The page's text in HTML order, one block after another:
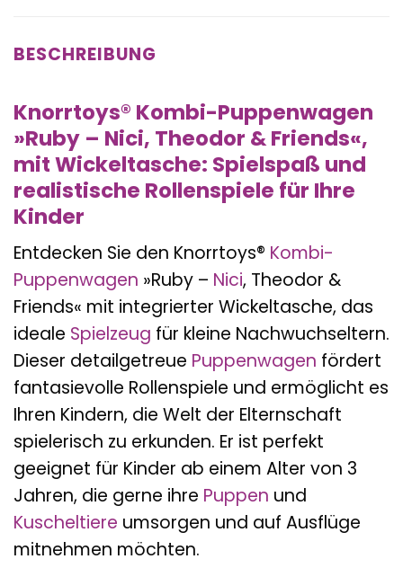
BESCHREIBUNG
Knorrtoys® Kombi-Puppenwagen
»Ruby – Nici, Theodor & Friends«,
mit Wickeltasche: Spielspaß und
realistische Rollenspiele für Ihre
Kinder
Entdecken Sie den Knorrtoys® Kombi-
Puppenwagen »Ruby – Nici, Theodor &
Friends« mit integrierter Wickeltasche, das
ideale Spielzeug für kleine Nachwuchseltern.
Dieser detailgetreue Puppenwagen fördert
fantasievolle Rollenspiele und ermöglicht es
Ihren Kindern, die Welt der Elternschaft
spielerisch zu erkunden. Er ist perfekt
geeignet für Kinder ab einem Alter von 3
Jahren, die gerne ihre Puppen und
Kuscheltiere umsorgen und auf Ausflüge
mitnehmen möchten.